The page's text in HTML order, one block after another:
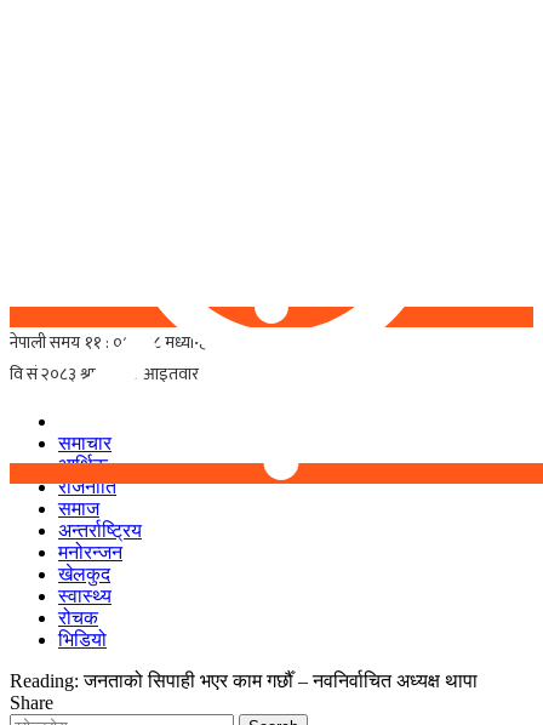
समाचार
आर्थिक
राजनीति
समाज
अन्तर्राष्ट्रिय
मनोरन्जन
खेलकुद
स्वास्थ्य
रोचक
भिडियो
Reading: जनताको सिपाही भएर काम गर्छौँ – नवनिर्वाचित अध्यक्ष थापा
Share